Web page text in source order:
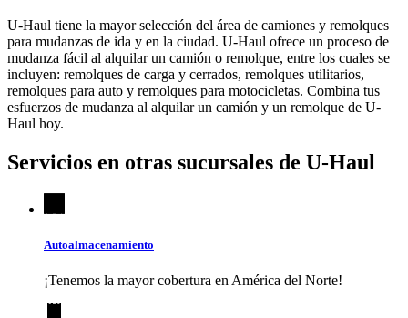
U-Haul tiene la mayor selección del área de camiones y remolques
para mudanzas de ida y en la ciudad. U-Haul ofrece un proceso de
mudanza fácil al alquilar un camión o remolque, entre los cuales se
incluyen: remolques de carga y cerrados, remolques utilitarios,
remolques para auto y remolques para motocicletas. Combina tus
esfuerzos de mudanza al alquilar un camión y un remolque de U-
Haul hoy.
Servicios en otras sucursales de U-Haul
Autoalmacenamiento
¡Tenemos la mayor cobertura en América del Norte!